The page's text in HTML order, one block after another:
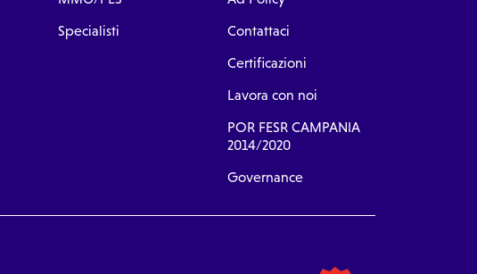
Specialisti Contattaci
Certificazioni
Lavora con noi
POR FESR CAMPANIA
2014/2020
Governance